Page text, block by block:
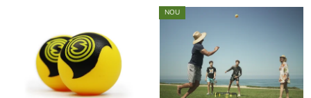
NOU